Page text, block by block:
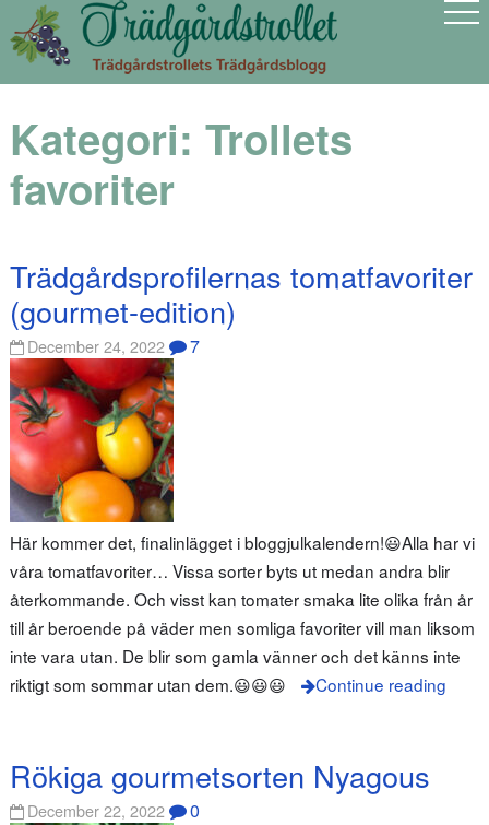
Kategori: Trollets
favoriter
Trädgårdsprofilernas tomatfavoriter
(gourmet-edition)
December 24, 2022 7
Här kommer det, finalinlägget i bloggjulkalendern!😃Alla har vi
våra tomatfavoriter… Vissa sorter byts ut medan andra blir
återkommande. Och visst kan tomater smaka lite olika från år
till år beroende på väder men somliga favoriter vill man liksom
inte vara utan. De blir som gamla vänner och det känns inte
riktigt som sommar utan dem.😃😃😃
Continue reading
Rökiga gourmetsorten Nyagous
December 22, 2022 0